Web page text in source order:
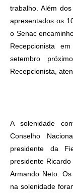
trabalho. Além
apresentados os
o Senac
Recepcionista
setembro
Recepcionista,
A solenidade
Conselho
presidente da
presidente
Armando Neto.
na solenidade